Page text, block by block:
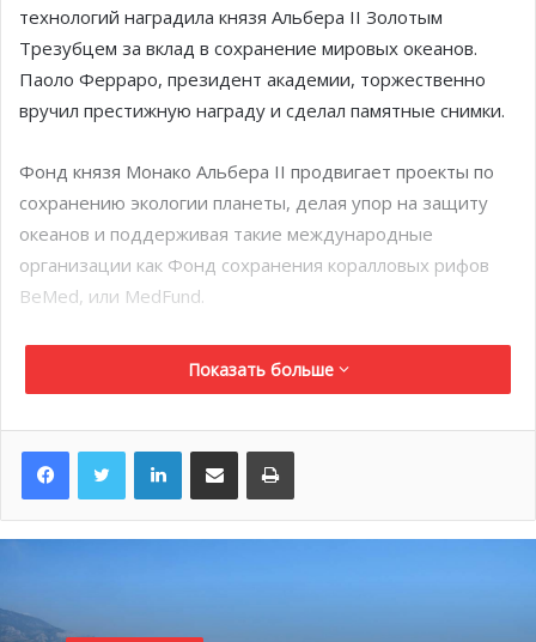
технологий наградила князя Альбера II Золотым
Трезубцем за вклад в сохранение мировых океанов.
Паоло Ферраро, президент академии, торжественно
вручил престижную награду и сделал памятные снимки.
Фонд князя Монако Альбера II продвигает проекты по
сохранению экологии планеты, делая упор на защиту
океанов и поддерживая такие международные
организации как Фонд сохранения коралловых рифов
BeMed, или MedFund.
С 1960 года академия вручает специальную премию,
которую сравнивают с Нобелевской по значимости в
является развитие и распространение знаний о
подводной деятельности.
Золотой Трезубец в свое время получили более 200
исследователи, журналисты и преподаватели.
Показать больше
LinkedInПоделиться по электронной почте Распечатать